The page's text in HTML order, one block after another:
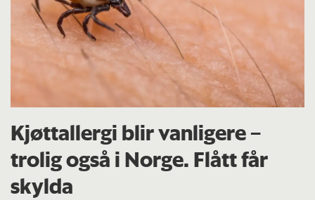
Kjøttallergi blir vanligere –
trolig også i Norge. Flått får
skylda